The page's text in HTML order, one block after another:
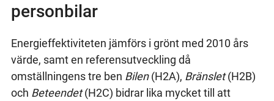
personbilar
Energieffektiviteten jämförs i grönt med 2010 års
värde, samt en referensutveckling då
omställningens tre ben Bilen(H2A), Bränslet(H2B)
och Beteendet(H2C) bidrar lika mycket till att